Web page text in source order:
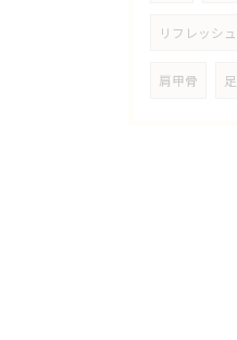
リフレッシュ
肩甲骨 足